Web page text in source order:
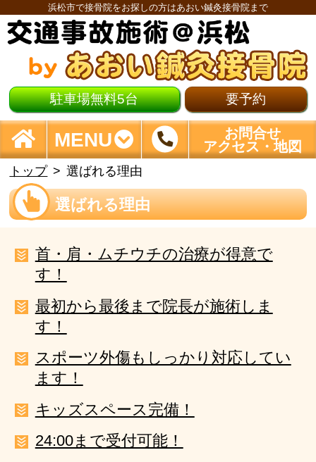
浜松市で接骨院をお探しの方はあおい鍼灸接骨院まで
駐車場無料5台 要予約
MENU
お問合せ
アクセス・地図
トップ 選ばれる理由
選ばれる理由
首・肩・ムチウチの治療が得意で
す！
最初から最後まで院長が施術しま
す！
スポーツ外傷もしっかり対応してい
ます！
キッズスペース完備！
24:00まで受付可能！